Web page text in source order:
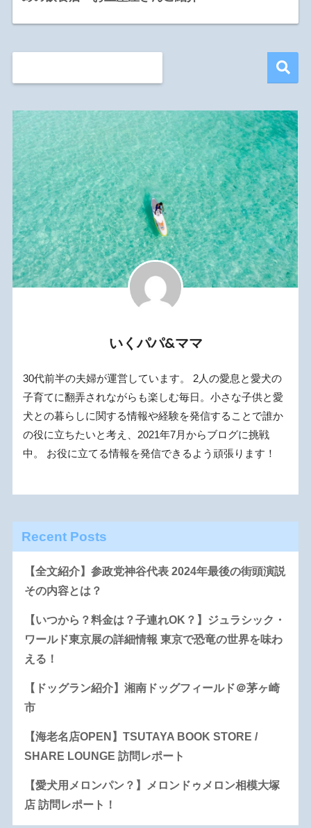
いくパパ&ママ
30代前半の夫婦が運営しています。 2人の愛息と愛犬の
子育てに翻弄されながらも楽しむ毎日。小さな子供と愛
犬との暮らしに関する情報や経験を発信することで誰か
の役に立ちたいと考え、2021年7月からブログに挑戦
中。 お役に立てる情報を発信できるよう頑張ります！
Recent Posts
【全文紹介】参政党神谷代表 2024年最後の街頭演説
その内容とは？
【いつから？料金は？子連れOK？】ジュラシック・
ワールド東京展の詳細情報 東京で恐竜の世界を味わ
える！
【ドッグラン紹介】湘南ドッグフィールド＠茅ヶ崎
市
【海老名店OPEN】TSUTAYA BOOK STORE /
SHARE LOUNGE 訪問レポート
【愛犬用メロンパン？】メロンドゥメロン相模大塚
店 訪問レポート！